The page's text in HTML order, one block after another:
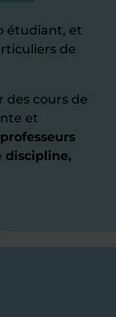
étudiant, et
de
des cours de
et
discipline,